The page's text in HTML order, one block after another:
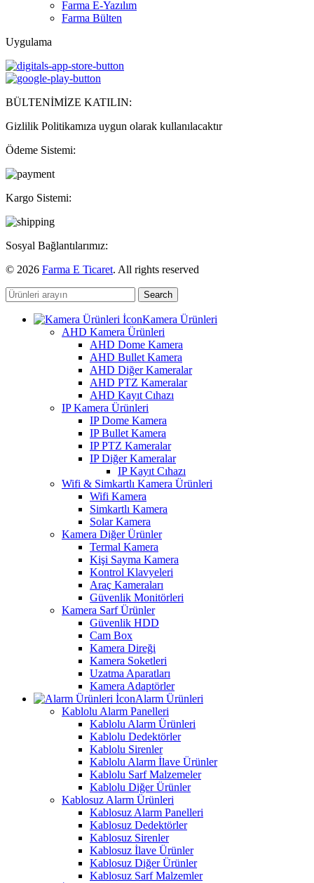
Farma E-Yazılım
Farma Bülten
Uygulama
BÜLTENİMİZE KATILIN:
Gizlilik Politikamıza uygun olarak kullanılacaktır
Ödeme Sistemi:
Kargo Sistemi:
Sosyal Bağlantılarımız:
© 2026 Farma E Ticaret. All rights reserved
Search
Kamera Ürünleri
AHD Kamera Ürünleri
AHD Dome Kamera
AHD Bullet Kamera
AHD Diğer Kameralar
AHD PTZ Kameralar
AHD Kayıt Cıhazı
IP Kamera Ürünleri
IP Dome Kamera
IP Bullet Kamera
IP PTZ Kameralar
IP Diğer Kameralar
IP Kayıt Cıhazı
Wifi & Simkartlı Kamera Ürünleri
Wifi Kamera
Simkartlı Kamera
Solar Kamera
Kamera Diğer Ürünler
Termal Kamera
Kişi Sayma Kamera
Kontrol Klavyeleri
Araç Kameraları
Güvenlik Monitörleri
Kamera Sarf Ürünler
Güvenlik HDD
Cam Box
Kamera Direği
Kamera Soketleri
Uzatma Aparatları
Kamera Adaptörler
Alarm Ürünleri
Kablolu Alarm Panelleri
Kablolu Alarm Ürünleri
Kablolu Dedektörler
Kablolu Sirenler
Kablolu Alarm İlave Ürünler
Kablolu Sarf Malzemeler
Kablolu Diğer Ürünler
Kablosuz Alarm Ürünleri
Kablosuz Alarm Panelleri
Kablosuz Dedektörler
Kablosuz Sirenler
Kablosuz İlave Ürünler
Kablosuz Diğer Ürünler
Kablosuz Sarf Malzemler